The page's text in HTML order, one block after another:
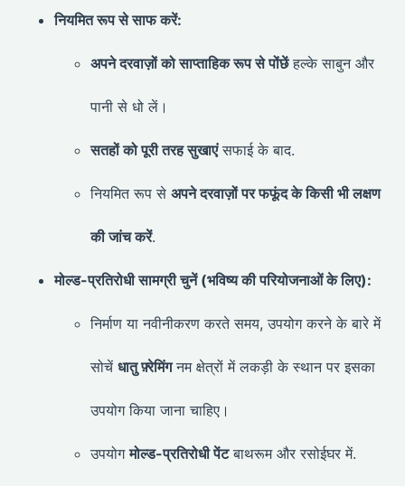
नियमित रूप से साफ करें:
अपने दरवाज़ों को साप्ताहिक रूप से पोंछेंहल्के साबुन और
पानी से धो लें।
सतहों को पूरी तरह सुखाएंसफाई के बाद.
नियमित रूप से अपने दरवाज़ों पर फफूंद के किसी भी लक्षण
की जांच करें.
मोल्ड-प्रतिरोधी सामग्री चुनें (भविष्य की परियोजनाओं के लिए):
निर्माण या नवीनीकरण करते समय, उपयोग करने के बारे में
सोचें धातु फ़्रेमिंगनम क्षेत्रों में लकड़ी के स्थान पर इसका
उपयोग किया जाना चाहिए।
उपयोगमोल्ड-प्रतिरोधी पेंटबाथरूम और रसोईघर में.